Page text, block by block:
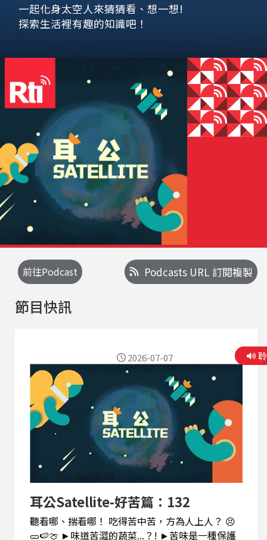
一起化身太空人來猜猜看、想一想!
探索生活裡有趣的知識吧！
前往Podcast Podcasts URL 訂閱複製
節目快訊
耳公Satellite-好苦篇：132
聽看哪、揣看哪！ 吃得苦中苦，方為人上人？ 😣
🥒🍉🍈 ►味道苦澀的蔬菜...？! ►苦味是一種保護
2026-07-07